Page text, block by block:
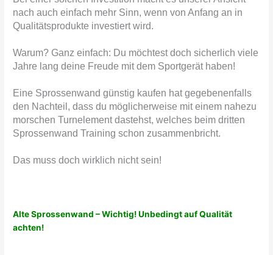
nach auch einfach mehr Sinn, wenn von Anfang an in
Qualitätsprodukte investiert wird.
Warum? Ganz einfach: Du möchtest doch sicherlich viele
Jahre lang deine Freude mit dem Sportgerät haben!
Eine Sprossenwand günstig kaufen hat gegebenenfalls
den Nachteil, dass du möglicherweise mit einem nahezu
morschen Turnelement dastehst, welches beim dritten
Sprossenwand Training schon zusammenbricht.
Das muss doch wirklich nicht sein!
Alte Sprossenwand – Wichtig! Unbedingt auf Qualität
achten!